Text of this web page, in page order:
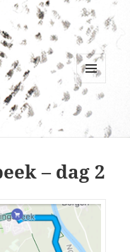
MENU
WIDGETS
– dag 2